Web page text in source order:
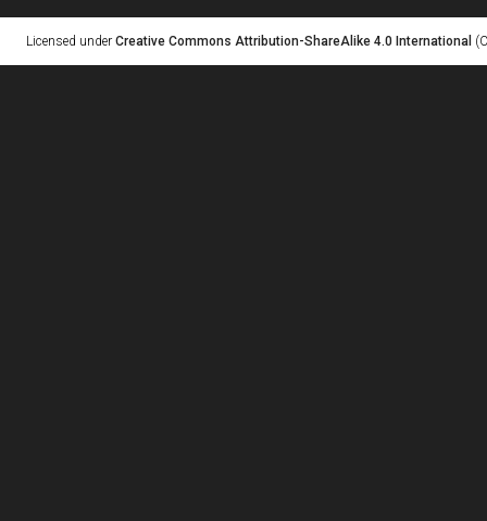
Licensed under Creative Commons Attribution-ShareAlike 4.0 International